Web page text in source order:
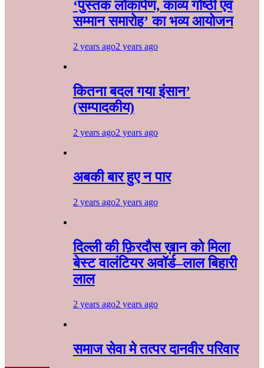
‘पुस्तक लोकार्पण, काव्य गोष्ठी एवं
सम्मान समारोह’ का भव्य आयोजन
2 years ago2 years ago
कितना बदल गया इंसान’
(सम्पादकीय)
2 years ago2 years ago
अबकी बार हुए न पार
2 years ago2 years ago
दिल्ली की फ़िरदौस ख़ान को मिला
बेस्ट वालंटियर अवॉर्ड–लाल बिहारी
लाल
2 years ago2 years ago
समाज सेवा मे तत्पर दानवीर परिवार